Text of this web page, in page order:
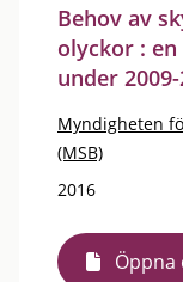
Behov av
olyckor :
under
Myndigheten
(MSB)
2016